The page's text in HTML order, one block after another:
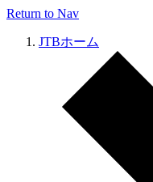
Return to Nav
JTBホーム